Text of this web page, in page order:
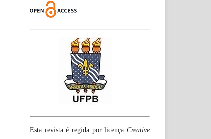
Esta revista é regida por licença Creative